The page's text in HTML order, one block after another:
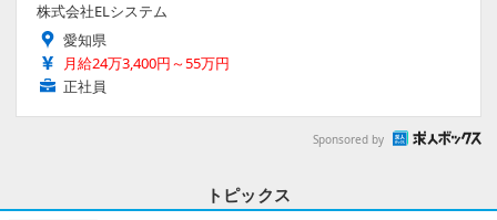
株式会社ELシステム
愛知県
月給24万3,400円～55万円
正社員
Sponsored by
トピックス